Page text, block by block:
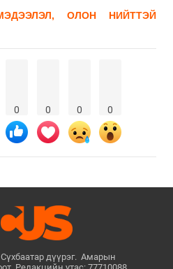
ОЛОН НИЙТТЭЙ
0 0 0 0
дүүрэг. Амарын